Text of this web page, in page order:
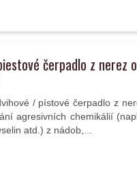
čerpadlo z nerez
/ pístové čerpadlo z
agresivních chemikálií
atd.) z nádob,...